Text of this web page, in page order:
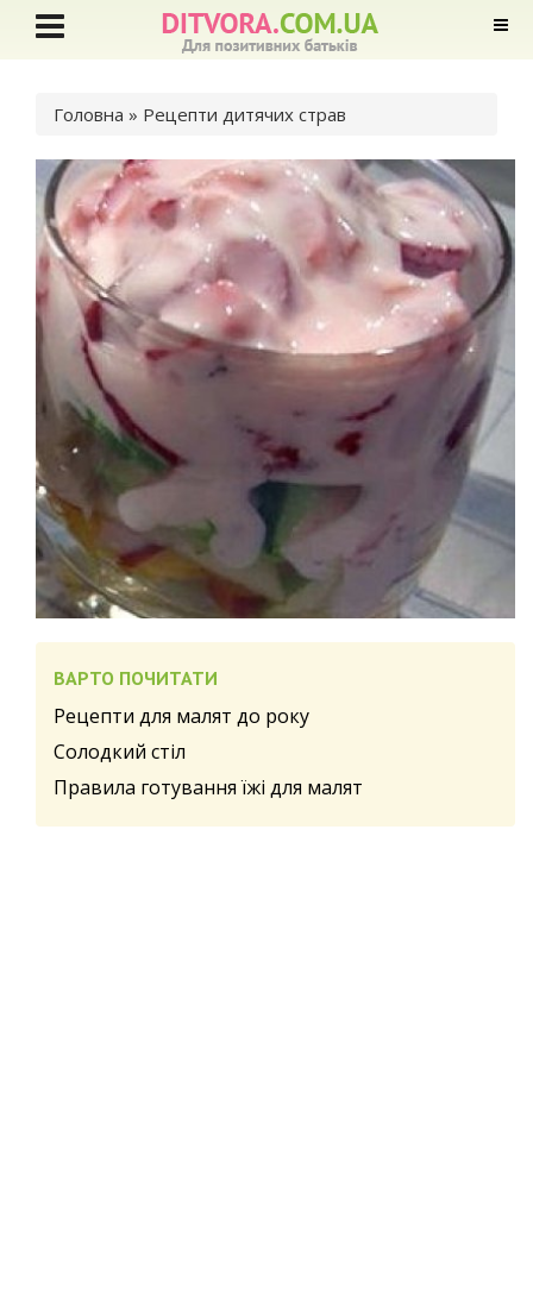
Ви є тут
Головна » Рецепти дитячих страв
ВАРТО ПОЧИТАТИ
Рецепти для малят до року
Солодкий стіл
Правила готування їжі для малят